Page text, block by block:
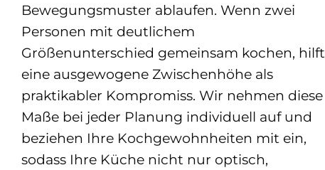
Bewegungsmuster ablaufen. Wenn zwei
Personen mit deutlichem
Größenunterschied gemeinsam kochen, hilft
eine ausgewogene Zwischenhöhe als
praktikabler Kompromiss. Wir nehmen diese
Maße bei jeder Planung individuell auf und
beziehen Ihre Kochgewohnheiten mit ein,
sodass Ihre Küche nicht nur optisch,